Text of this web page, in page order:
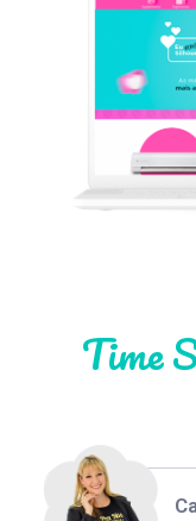
Time